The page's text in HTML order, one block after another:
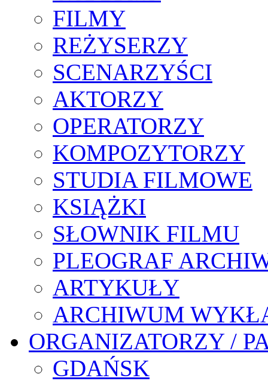
FILMY
REŻYSERZY
SCENARZYŚCI
AKTORZY
OPERATORZY
KOMPOZYTORZY
STUDIA FILMOWE
KSIĄŻKI
SŁOWNIK FILMU
PLEOGRAF
ARTYKUŁY
ARCHIWUM
ORGANIZATORZY /
GDAŃSK